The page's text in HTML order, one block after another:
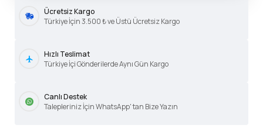
Ücretsiz Kargo
Türkiye İçin 3.500 ₺ ve Üstü Ücretsiz Kargo
Hızlı Teslimat
Türkiye İçi Gönderilerde Aynı Gün Kargo
Canlı Destek
Talepleriniz İçin WhatsApp' tan Bize Yazın